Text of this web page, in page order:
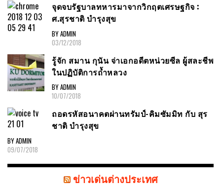
จุดจบรัฐบาลทหารมาจากวิกฤตเศรษฐกิจ :
ศ.สุรชาติ บำรุงสุข
BY ADMIN
03/12/2018
รู้จัก สมาน กุนัน จ่าเอกอดีตหน่วยซีล ผู้สละชีพ
ในปฏิบัติการถ้ำหลวง
BY ADMIN
10/07/2018
ถอดรหัสอนาคตผ่านทรัมป์-คิมซัมมิท กับ สุร
ชาติ บำรุงสุข
BY ADMIN
09/07/2018
ข่าวเด่นต่างประเทศ